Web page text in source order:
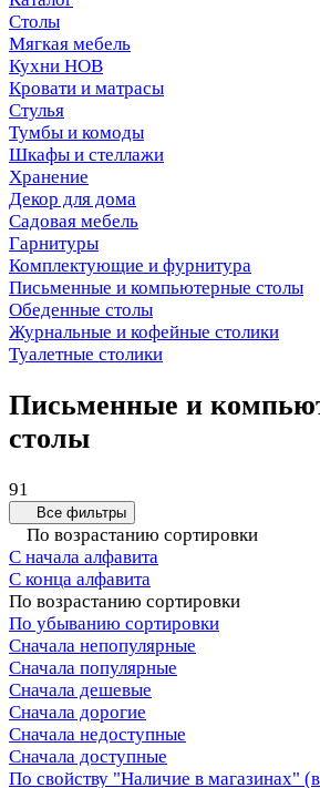
Столы
Мягкая мебель
Кухни НОВ
Кровати и матрасы
Стулья
Тумбы и комоды
Шкафы и стеллажи
Хранение
Декор для дома
Садовая мебель
Гарнитуры
Комплектующие и фурнитура
Письменные и компьютерные столы
Обеденные столы
Журнальные и кофейные столики
Туалетные столики
Письменные и
столы
91
Все фильтры
По возрастанию сортировки
С начала алфавита
С конца алфавита
По возрастанию сортировки
По убыванию сортировки
Сначала непопулярные
Сначала популярные
Сначала дешевые
Сначала дорогие
Сначала недоступные
Сначала доступные
По свойству "Наличие в магазинах"